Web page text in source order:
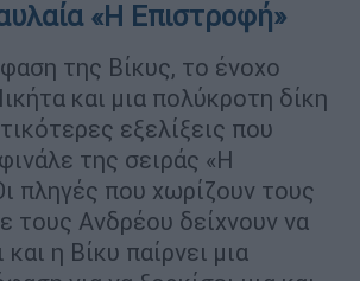
«Η Επιστροφή»
της Βίκυς, το ένοχο
και μια πολύκροτη δίκη
εξελίξεις που
της σειράς «Η
πληγές που χωρίζουν τους
τους Ανδρέου δείχνουν να
η Βίκυ παίρνει μια